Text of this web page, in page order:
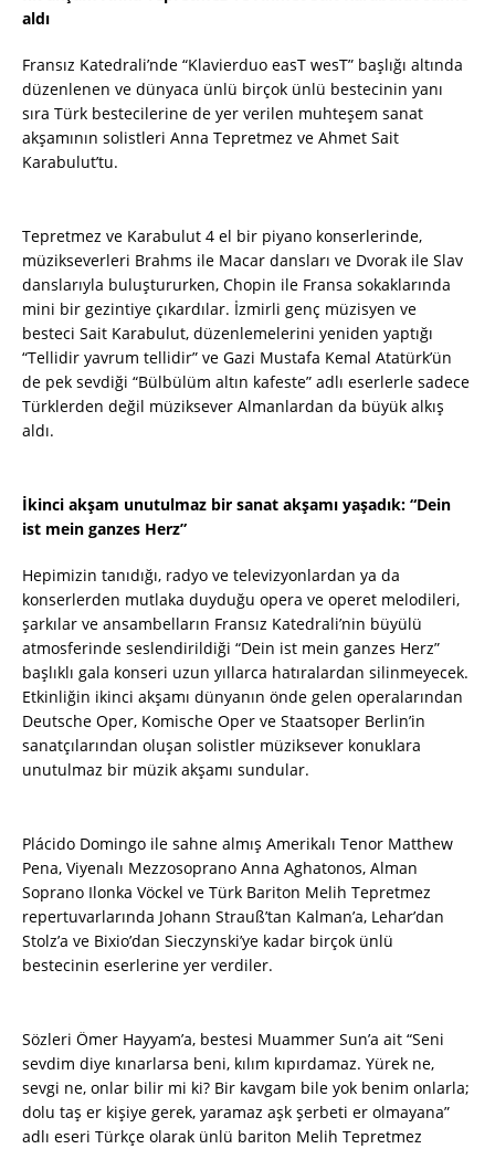
aldı
Fransız Katedrali’nde “Klavierduo easT wesT” başlığı altında
düzenlenen ve dünyaca ünlü birçok ünlü bestecinin yanı
sıra Türk bestecilerine de yer verilen muhteşem sanat
akşamının solistleri Anna Tepretmez ve Ahmet Sait
Karabulut’tu.
Tepretmez ve Karabulut 4 el bir piyano konserlerinde,
müzikseverleri Brahms ile Macar dansları ve Dvorak ile Slav
danslarıyla buluştururken, Chopin ile Fransa sokaklarında
mini bir gezintiye çıkardılar. İzmirli genç müzisyen ve
besteci Sait Karabulut, düzenlemelerini yeniden yaptığı
“Tellidir yavrum tellidir” ve Gazi Mustafa Kemal Atatürk’ün
de pek sevdiği “Bülbülüm altın kafeste” adlı eserlerle sadece
Türklerden değil müziksever Almanlardan da büyük alkış
aldı.
İkinci akşam unutulmaz bir sanat akşamı yaşadık: “Dein
ist mein ganzes Herz”
Hepimizin tanıdığı, radyo ve televizyonlardan ya da
konserlerden mutlaka duyduğu opera ve operet melodileri,
şarkılar ve ansambelların Fransız Katedrali’nin büyülü
atmosferinde seslendirildiği “Dein ist mein ganzes Herz”
başlıklı gala konseri uzun yıllarca hatıralardan silinmeyecek.
Etkinliğin ikinci akşamı dünyanın önde gelen operalarından
Deutsche Oper, Komische Oper ve Staatsoper Berlin’in
sanatçılarından oluşan solistler müziksever konuklara
unutulmaz bir müzik akşamı sundular.
Plácido Domingo ile sahne almış Amerikalı Tenor Matthew
Pena, Viyenalı Mezzosoprano Anna Aghatonos, Alman
Soprano Ilonka Vöckel ve Türk Bariton Melih Tepretmez
repertuvarlarında Johann Strauß’tan Kalman’a, Lehar’dan
Stolz’a ve Bixio’dan Sieczynski’ye kadar birçok ünlü
bestecinin eserlerine yer verdiler.
Sözleri Ömer Hayyam’a, bestesi Muammer Sun’a ait “Seni
sevdim diye kınarlarsa beni, kılım kıpırdamaz. Yürek ne,
sevgi ne, onlar bilir mi ki? Bir kavgam bile yok benim onlarla;
dolu taş er kişiye gerek, yaramaz aşk şerbeti er olmayana”
adlı eseri Türkçe olarak ünlü bariton Melih Tepretmez